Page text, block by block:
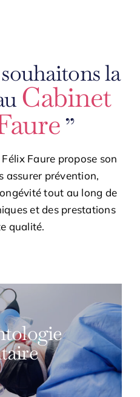
la
Cabinet
”
Faure propose son
assurer prévention,
tout au long de
et des prestations
qualité.